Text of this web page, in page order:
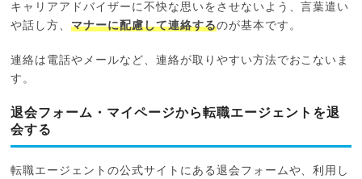
キャリアアドバイザーに不快な思いをさせないよう、言葉遣い
や話し方、マナーに配慮して連絡するのが基本です。
連絡は電話やメールなど、連絡が取りやすい方法でおこないま
す。
退会フォーム・マイページから転職エージェントを退
会する
転職エージェントの公式サイトにある退会フォームや、利用し